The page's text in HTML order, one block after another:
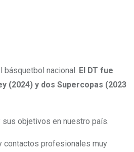
nacional. El DT fue
(2024) y dos Supercopas (2023
objetivos en nuestro país.
contactos profesionales muy